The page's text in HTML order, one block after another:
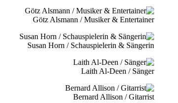
Götz Alsmann / Musiker & Entertainer
Susan Horn / Schauspielerin & Sängerin
Laith Al-Deen / Sänger
Bernard Allison / Gitarrist